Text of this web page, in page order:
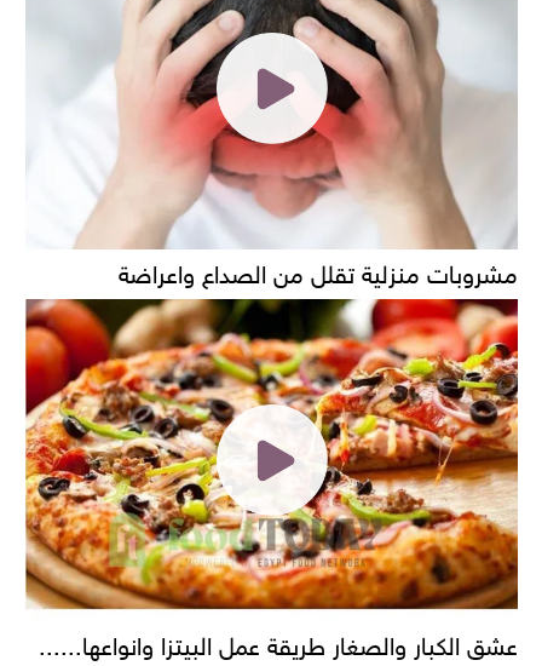
مشروبات منزلية تقلل من الصداع واعراضة
عشق الكبار والصغار طريقة عمل البيتزا وانواعها......